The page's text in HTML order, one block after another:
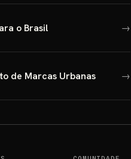
o Brasil →
de Marcas Urbanas →